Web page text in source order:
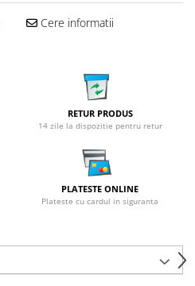
Cere informatii
RETUR PRODUS
14 zile la dispozitie pentru retur
PLATESTE ONLINE
Plateste cu cardul in siguranta